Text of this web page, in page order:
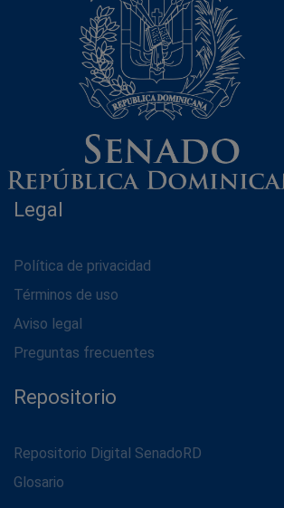
Legal
Política de privacidad
Términos de uso
Aviso legal
Preguntas frecuentes
Repositorio
Repositorio Digital SenadoRD
Glosario